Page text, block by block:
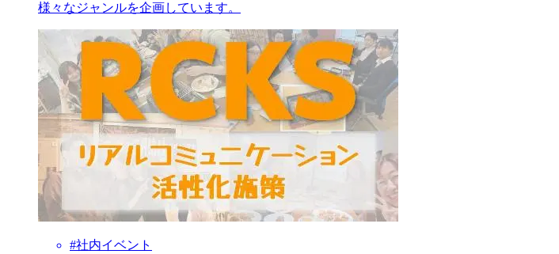
様々なジャンルを企画しています。
#社内イベント